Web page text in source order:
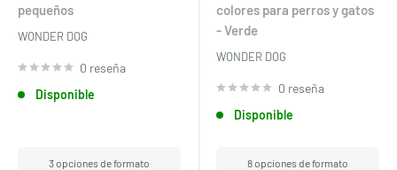
pequeños
WONDER DOG
0 reseña
Disponible
3 opciones de formato
colores para perros y gatos
- Verde
WONDER DOG
0 reseña
Disponible
8 opciones de formato